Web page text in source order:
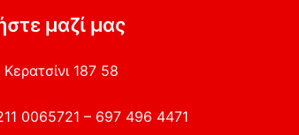
μαζί μας
187 58
0065721 – 697 496 4471